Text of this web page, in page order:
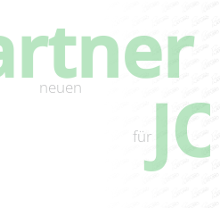
für
neuen